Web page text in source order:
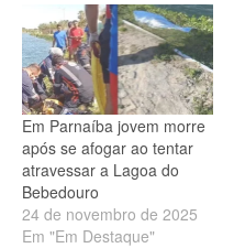
Em Parnaíba jovem morre
após se afogar ao tentar
atravessar a Lagoa do
Bebedouro
24 de novembro de 2025
Em "Em Destaque"